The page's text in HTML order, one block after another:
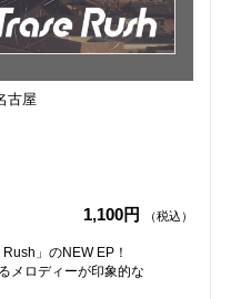
古屋
1,100円 （税込）
」のNEW EP！
メロディーが印象的な